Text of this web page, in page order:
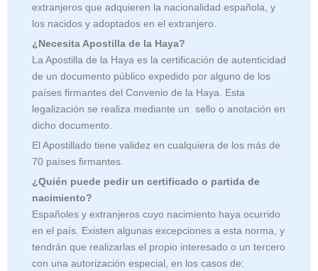
extranjeros que adquieren la nacionalidad española, y
los nacidos y adoptados en el extranjero.
¿Necesita Apostilla de la Haya?
La Apostilla de la Haya es la certificación de autenticidad
de un documento público expedido por alguno de los
países firmantes del Convenio de la Haya. Esta
legalización se realiza mediante un sello o anotación en
dicho documento.
El Apostillado tiene validez en cualquiera de los más de
70 países firmantes.
¿Quién puede pedir un certificado o partida de
nacimiento?
Españoles y extranjeros cuyo nacimiento haya ocurrido
en el país. Existen algunas excepciones a esta norma, y
tendrán que realizarlas el propio interesado o un tercero
con una autorización especial, en los casos de: